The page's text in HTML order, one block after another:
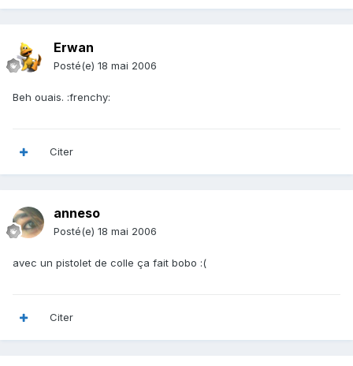
Erwan
Posté(e) 18 mai 2006
Beh ouais. :frenchy:
Citer
anneso
Posté(e) 18 mai 2006
avec un pistolet de colle ça fait bobo :(
Citer